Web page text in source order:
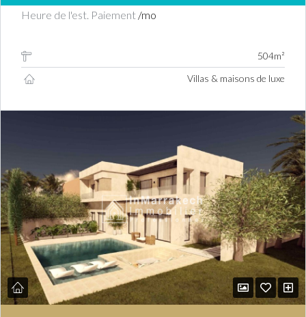
Heure de l'est. Paiement /mo
504m²
Villas & maisons de luxe